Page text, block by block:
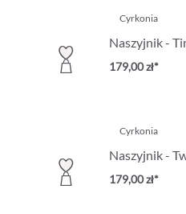
Cyrkonia
Naszyjnik -
179,00 zł*
Cyrkonia
Naszyjnik -
179,00 zł*